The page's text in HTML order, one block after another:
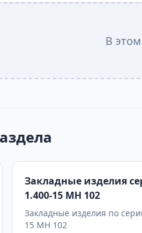
В
Закладные изделия
1.400-15 МН 102
Закладные изделия по
15 МН 102